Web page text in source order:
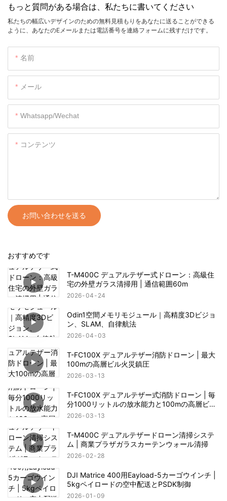
もっと質問がある場合は、私たちに書いてください
私たちの幅広いデザインのための無料見積もりをあなたに送ることができる
ように、あなたのEメールまたは電話番号を連絡フォームに残すだけです。
名前
メール
Whatsapp/wechat
コンテンツ
お問い合わせを送る
おすすめです
T-M400C デュアルテザー式ドローン：高級住
宅の外壁ガラス清掃用 | 通信範囲60m
2026 04 24
Odin1空間メモリモジュール｜高精度3Dビジョ
ン、SLAM、自律航法
2026 04 03
T-FC100X デュアルテザー消防ドローン | 最大
100mの高層ビル火災鎮圧
2026 03 13
T-FC100X デュアルテザー式消防ドローン | 毎
分1000リットルの放水能力と100mの高層ビル
火災救助能力
2026 03 13
T-M400C デュアルテザードローン清掃システ
ム | 商業プラザガラスカーテンウォール清掃
2026 02 28
DJI Matrice 400用Eayload-5カーゴウインチ |
5kgペイロードの空中配送とPSDK制御
2026 01 09